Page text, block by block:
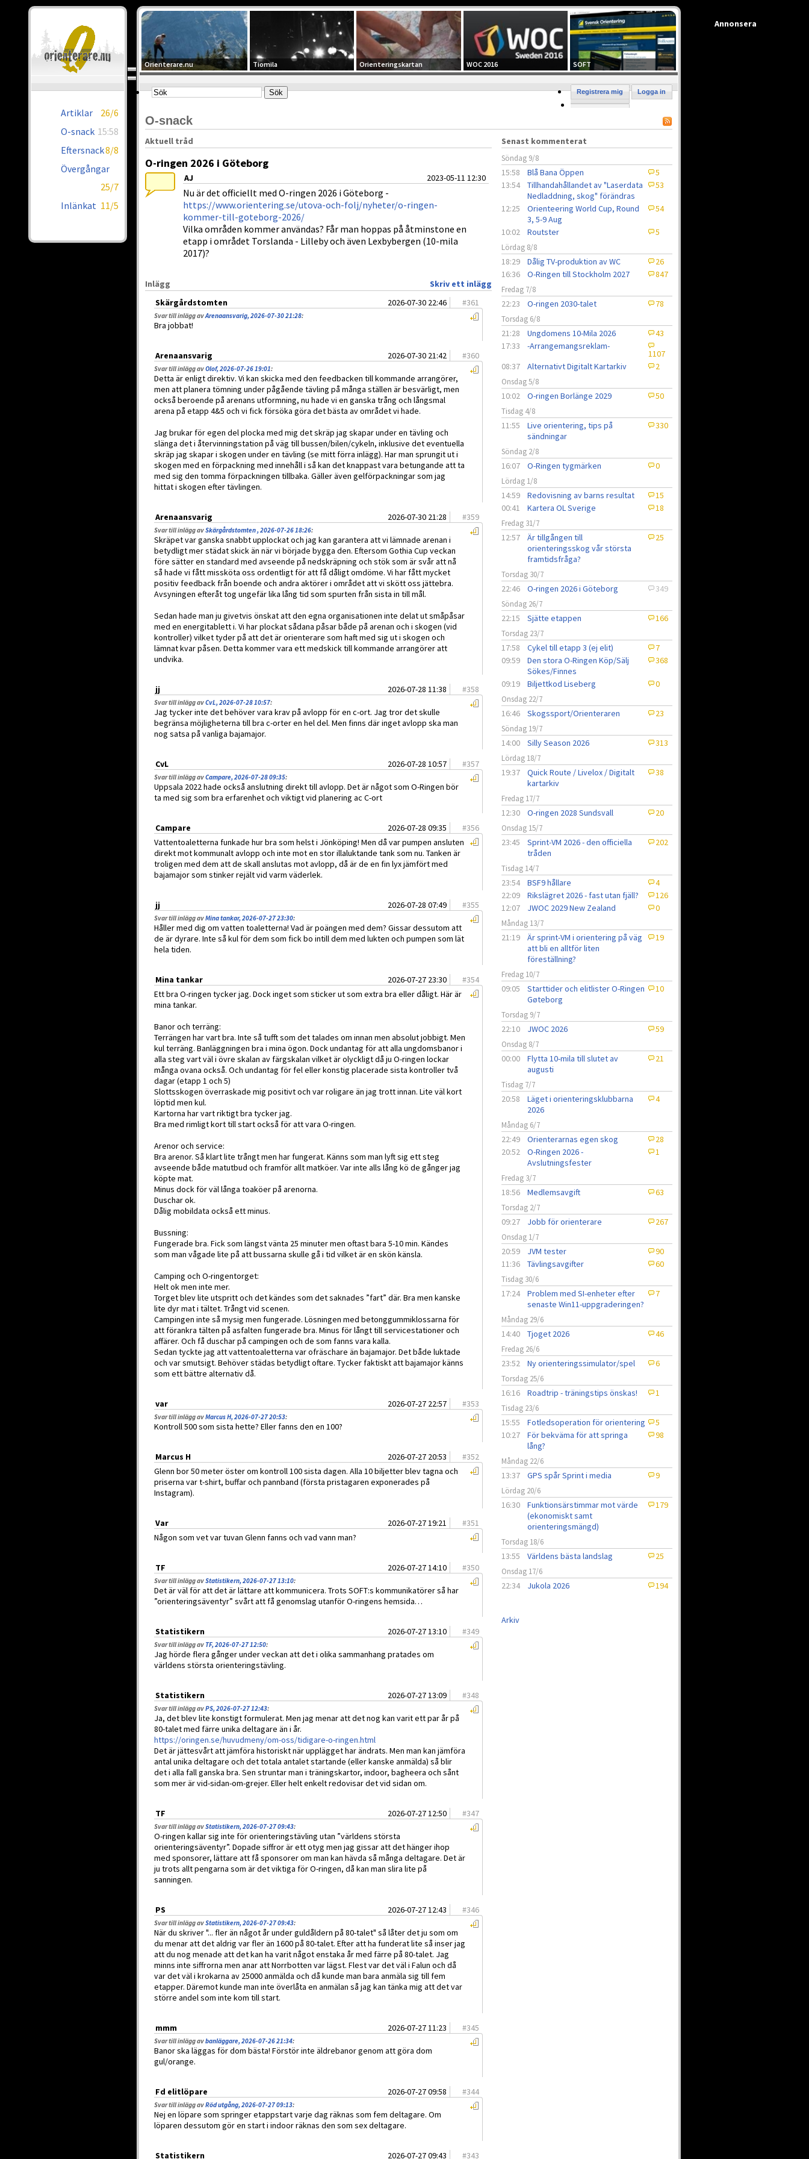
Artiklar
26/6
O-snack 15:58
Eftersnack8/8
Övergångar
25/7
Inlänkat 11/5
Orienterare.nu Tiomila Orienteringskartan WOC 2016 SOFT
Logga in
Registrera mig
O-snack
Aktuell tråd
O-ringen 2026 i Göteborg
AJ 2023-05-11 12:30
Nu är det officiellt med O-ringen 2026 i Göteborg -
https://www.orientering.se/utova-och-folj/nyheter/o-ringen-
kommer-till-goteborg-2026/
Vilka områden kommer användas? Får man hoppas på åtminstone en
etapp i området Torslanda - Lilleby och även Lexbybergen (10-mila
2017)?
Skriv ett inlägg
Inlägg
Skärgårdstomten
2026-07-30 22:46 #361
Svar till inlägg avArenaansvarig, 2026-07-30 21:28:
Bra jobbat!
Arenaansvarig 2026-07-30 21:42 #360
Svar till inlägg avOlof, 2026-07-26 19:01:
Detta är enligt direktiv. Vi kan skicka med den feedbacken till kommande arrangörer,
men att planera tömning under pågående tävling på många ställen är besvärligt, men
också beroende på arenans utformning, nu hade vi en ganska trång och långsmal
arena på etapp 4&5 och vi fick försöka göra det bästa av området vi hade.
Jag brukar för egen del plocka med mig det skräp jag skapar under en tävling och
slänga det i återvinningstation på väg till bussen/bilen/cykeln, inklusive det eventuella
skräp jag skapar i skogen under en tävling (se mitt förra inlägg). Har man sprungit ut i
skogen med en förpackning med innehåll i så kan det knappast vara betungande att ta
med sig den tomma förpackningen tillbaka. Gäller även gelförpackningar som jag
hittat i skogen efter tävlingen.
Arenaansvarig 2026-07-30 21:28 #359
Svar till inlägg avSkärgårdstomten , 2026-07-26 18:26:
Skräpet var ganska snabbt upplockat och jag kan garantera att vi lämnade arenan i
betydligt mer städat skick än när vi började bygga den. Eftersom Gothia Cup veckan
före sätter en standard med avseende på nedskräpning och stök som är svår att nå
så hade vi fått missköta oss ordentligt för att få dåligt omdöme. Vi har fått mycket
positiv feedback från boende och andra aktörer i området att vi skött oss jättebra.
Avsyningen efteråt tog ungefär lika lång tid som spurten från sista in till mål.
Sedan hade man ju givetvis önskat att den egna organisationen inte delat ut småpåsar
med en energitablett i. Vi har plockat sådana påsar både på arenan och i skogen (vid
kontroller) vilket tyder på att det är orienterare som haft med sig ut i skogen och
lämnat kvar påsen. Detta kommer vara ett medskick till kommande arrangörer att
undvika.
jj 2026-07-28 11:38 #358
Svar till inlägg avCvL, 2026-07-28 10:57:
Jag tycker inte det behöver vara krav på avlopp för en c-ort. Jag tror det skulle
begränsa möjligheterna till bra c-orter en hel del. Men finns där inget avlopp ska man
nog satsa på vanliga bajamajor.
CvL 2026-07-28 10:57 #357
Svar till inlägg avCampare, 2026-07-28 09:35:
Uppsala 2022 hade också anslutning direkt till avlopp. Det är något som O-Ringen bör
ta med sig som bra erfarenhet och viktigt vid planering ac C-ort
Campare 2026-07-28 09:35 #356
Vattentoaletterna funkade hur bra som helst i Jönköping! Men då var pumpen ansluten
direkt mot kommunalt avlopp och inte mot en stor illaluktande tank som nu. Tanken är
troligen med dem att de skall anslutas mot avlopp, då är de en fin lyx jämfört med
bajamajor som stinker rejält vid varm väderlek.
jj 2026-07-28 07:49 #355
Svar till inlägg avMina tankar, 2026-07-27 23:30:
Håller med dig om vatten toaletterna! Vad är poängen med dem? Gissar dessutom att
de är dyrare. Inte så kul för dem som fick bo intill dem med lukten och pumpen som lät
hela tiden.
Mina tankar 2026-07-27 23:30 #354
Ett bra O-ringen tycker jag. Dock inget som sticker ut som extra bra eller dåligt. Här är
mina tankar.
Banor och terräng:
Terrängen har vart bra. Inte så tufft som det talades om innan men absolut jobbigt. Men
kul terräng. Banläggningen bra i mina ögon. Dock undantag för att alla ungdomsbanor i
alla steg vart väl i övre skalan av färgskalan vilket är olyckligt då ju O-ringen lockar
många ovana också. Och undantag för fel eller konstig placerade sista kontroller två
dagar (etapp 1 och 5)
Slottsskogen överraskade mig positivt och var roligare än jag trott innan. Lite väl kort
löptid men kul.
Kartorna har vart riktigt bra tycker jag.
Bra med rimligt kort till start också för att vara O-ringen.
Arenor och service:
Bra arenor. Så klart lite trångt men har fungerat. Känns som man lyft sig ett steg
avseende både matutbud och framför allt matköer. Var inte alls lång kö de gånger jag
köpte mat.
Minus dock för väl långa toaköer på arenorna.
Duschar ok.
Dålig mobildata också ett minus.
Bussning:
Fungerade bra. Fick som längst vänta 25 minuter men oftast bara 5-10 min. Kändes
som man vågade lite på att bussarna skulle gå i tid vilket är en skön känsla.
Camping och O-ringentorget:
Helt ok men inte mer.
Torget blev lite utspritt och det kändes som det saknades ”fart” där. Bra men kanske
lite dyr mat i tältet. Trångt vid scenen.
Campingen inte så mysig men fungerade. Lösningen med betonggummiklossarna för
att förankra tälten på asfalten fungerade bra. Minus för långt till servicestationer och
affärer. Och få duschar på campingen och de som fanns vara kalla.
Sedan tyckte jag att vattentoaletterna var ofräschare än bajamajor. Det både luktade
och var smutsigt. Behöver städas betydligt oftare. Tycker faktiskt att bajamajor känns
som ett bättre alternativ då.
var 2026-07-27 22:57 #353
Svar till inlägg avMarcus H, 2026-07-27 20:53:
Kontroll 500 som sista hette? Eller fanns den en 100?
Marcus H 2026-07-27 20:53 #352
Glenn bor 50 meter öster om kontroll 100 sista dagen. Alla 10 biljetter blev tagna och
priserna var t-shirt, buffar och pannband (första pristagaren exponerades på
Instagram).
Var 2026-07-27 19:21 #351
Någon som vet var tuvan Glenn fanns och vad vann man?
TF 2026-07-27 14:10 #350
Svar till inlägg avStatistikern, 2026-07-27 13:10:
Det är väl för att det är lättare att kommunicera. Trots SOFT:s kommunikatörer så har
”orienteringsäventyr” svårt att få genomslag utanför O-ringens hemsida…
Statistikern 2026-07-27 13:10 #349
Svar till inlägg av TF, 2026-07-27 12:50:
Jag hörde flera gånger under veckan att det i olika sammanhang pratades om
världens största orienteringstävling.
Statistikern 2026-07-27 13:09 #348
Svar till inlägg avPS, 2026-07-27 12:43:
Ja, det blev lite konstigt formulerat. Men jag menar att det nog kan varit ett par år på
80-talet med färre unika deltagare än i år.
https://oringen.se/huvudmeny/om-oss/tidigare-o-ringen.html
Det är jättesvårt att jämföra historiskt när upplägget har ändrats. Men man kan jämföra
antal unika deltagare och det totala antalet startande (eller kanske anmälda) så blir
det i alla fall ganska bra. Sen struntar man i träningskartor, indoor, bagheera och sånt
som mer är vid-sidan-om-grejer. Eller helt enkelt redovisar det vid sidan om.
TF 2026-07-27 12:50 #347
Svar till inlägg avStatistikern, 2026-07-27 09:43:
O-ringen kallar sig inte för orienteringstävling utan ”världens största
orienteringsäventyr”. Dopade siffror är ett otyg men jag gissar att det hänger ihop
med sponsorer, lättare att få sponsorer om man kan hävda så många deltagare. Det är
ju trots allt pengarna som är det viktiga för O-ringen, då kan man slira lite på
sanningen.
PS 2026-07-27 12:43 #346
Svar till inlägg avStatistikern, 2026-07-27 09:43:
När du skriver "... fler än något år under guldåldern på 80-talet" så låter det ju som om
du menar att det aldrig var fler än 1600 på 80-talet. Efter att ha funderat lite så inser jag
att du nog menade att det kan ha varit något enstaka år med färre på 80-talet. Jag
minns inte siffrorna men anar att Norrbotten var lägst. Flest var det väl i Falun och då
var det väl i krokarna av 25000 anmälda och då kunde man bara anmäla sig till fem
etapper. Däremot kunde man inte överlåta en anmälan så jag kan tänka mig att det var
större andel som inte kom till start.
mmm 2026-07-27 11:23 #345
Svar till inlägg avbanläggare, 2026-07-26 21:34:
Banor ska läggas för dom bästa! Förstör inte äldrebanor genom att göra dom
gul/orange.
Fd elitlöpare 2026-07-27 09:58 #344
Svar till inlägg avRöd utgång, 2026-07-27 09:13:
Nej en löpare som springer etappstart varje dag räknas som fem deltagare. Om
löparen dessutom gör en start i indoor räknas den som sex deltagare.
Statistikern 2026-07-27 09:43 #343
Senast kommenterat
Söndag 9/8
15:58 Blå Bana Öppen
5
13:54
Tillhandahållandet av "Laserdata
Nedladdning, skog" förändras
53
12:25
Orienteering World Cup, Round
3, 5-9 Aug
54
10:02 Routster 5
Lördag 8/8
18:29 Dålig TV-produktion av WC
26
16:36
O-Ringen till Stockholm 2027 847
Fredag 7/8
22:23 O-ringen 2030-talet 78
Torsdag 6/8
21:28 Ungdomens 10-Mila 2026
43
17:33
-Arrangemangsreklam-
1107
08:37
Alternativt Digitalt Kartarkiv 2
Onsdag 5/8
10:02 O-ringen Borlänge 2029 50
Tisdag 4/8
11:55
Live orientering, tips på
sändningar
330
Söndag 2/8
16:07 O-Ringen tygmärken 0
Lördag 1/8
14:59 Redovisning av barns resultat
15
00:41
Kartera OL Sverige 18
Fredag 31/7
12:57
Är tillgången till
orienteringsskog vår största
framtidsfråga?
25
Torsdag 30/7
22:46 O-ringen 2026 i Göteborg 349
Söndag 26/7
22:15 Sjätte etappen 166
Torsdag 23/7
17:58 Cykel till etapp 3 (ej elit)
7
09:59
Den stora O-Ringen Köp/Sälj
Sökes/Finnes
368
09:19 Biljettkod Liseberg 0
Onsdag 22/7
16:46 Skogssport/Orienteraren 23
Söndag 19/7
14:00 Silly Season 2026 313
Lördag 18/7
19:37
Quick Route / Livelox / Digitalt
kartarkiv
38
Fredag 17/7
12:30 O-ringen 2028 Sundsvall 20
Onsdag 15/7
23:45
Sprint-VM 2026 - den officiella
tråden
202
Tisdag 14/7
23:54 BSF9 hållare
4
22:09
Rikslägret 2026 - fast utan fjäll?
126
12:07
JWOC 2029 New Zealand 0
Måndag 13/7
21:19
Är sprint-VM i orientering på väg
att bli en alltför liten
föreställning?
19
Fredag 10/7
09:05
Starttider och elitlister O-Ringen
Gøteborg
10
Torsdag 9/7
22:10 JWOC 2026 59
Onsdag 8/7
00:00
Flytta 10-mila till slutet av
augusti
21
Tisdag 7/7
20:58
Läget i orienteringsklubbarna
2026
4
Måndag 6/7
22:49 Orienterarnas egen skog
28
20:52
O-Ringen 2026 -
Avslutningsfester
1
Fredag 3/7
18:56 Medlemsavgift 63
Torsdag 2/7
09:27 Jobb för orienterare 267
Onsdag 1/7
20:59 JVM tester
90
11:36
Tävlingsavgifter 60
Tisdag 30/6
17:24
Problem med SI-enheter efter
senaste Win11-uppgraderingen?
7
Måndag 29/6
14:40 Tjoget 2026 46
Fredag 26/6
23:52 Ny orienteringssimulator/spel 6
Torsdag 25/6
16:16 Roadtrip - träningstips önskas! 1
Tisdag 23/6
15:55 Fotledsoperation för orientering
5
10:27
För bekväma för att springa
lång?
98
Måndag 22/6
13:37 GPS spår Sprint i media 9
Lördag 20/6
16:30
Funktionsärstimmar mot värde
(ekonomiskt samt
orienteringsmängd)
179
Torsdag 18/6
13:55 Världens bästa landslag 25
Onsdag 17/6
22:34 Jukola 2026 194
Arkiv
Annonsera